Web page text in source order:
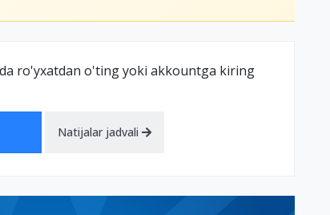
ro'yxatdan o'ting yoki akkountga kiring
Natijalar jadvali